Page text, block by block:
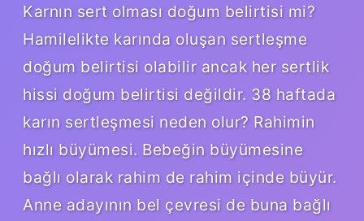
Karnın sert olması doğum belirtisi mi?
Hamilelikte karında oluşan sertleşme
doğum belirtisi olabilir ancak her sertlik
hissi doğum belirtisi değildir. 38 haftada
karın sertleşmesi neden olur? Rahimin
hızlı büyümesi. Bebeğin büyümesine
bağlı olarak rahim de rahim içinde büyür.
Anne adayının bel çevresi de buna bağlı